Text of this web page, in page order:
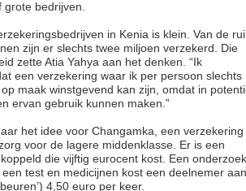
grote bedrijven.
in Kenia is klein. Van de
zijn er slechts twee miljoen verzekerd. Die
zette Atia Yahya aan het denken. “Ik
een verzekering waar ik per persoon slechts
maak winstgevend kan zijn, omdat in
ervan gebruik kunnen maken.”
het idee voor Changamka, een verzekering
voor de lagere middenklasse. Er is een
die vijftig eurocent kost. Een onderzoek
test en medicijnen kost een deelnemer aan
4,50 euro per keer.